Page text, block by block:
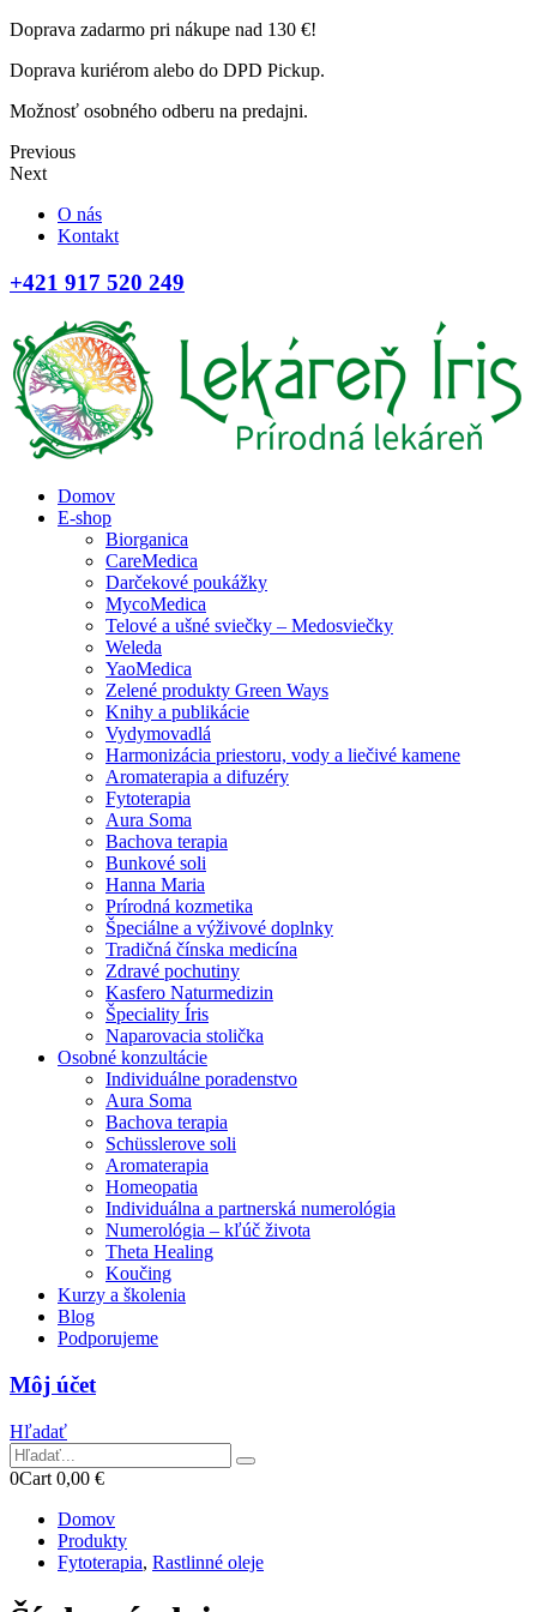
Doprava zadarmo pri nákupe nad 130 €!
Doprava kuriérom alebo do DPD Pickup.
Možnosť osobného odberu na predajni.
Previous
Next
O nás
Kontakt
+421 917 520 249
Domov
E-shop
Biorganica
CareMedica
Darčekové poukážky
MycoMedica
Telové a ušné sviečky – Medosviečky
Weleda
YaoMedica
Zelené produkty Green Ways
Knihy a publikácie
Vydymovadlá
Harmonizácia priestoru, vody a liečivé kamene
Aromaterapia a difuzéry
Fytoterapia
Aura Soma
Bachova terapia
Bunkové soli
Hanna Maria
Prírodná kozmetika
Špeciálne a výživové doplnky
Tradičná čínska medicína
Zdravé pochutiny
Kasfero Naturmedizin
Špeciality Íris
Naparovacia stolička
Osobné konzultácie
Individuálne poradenstvo
Aura Soma
Bachova terapia
Schüsslerove soli
Aromaterapia
Homeopatia
Individuálna a partnerská numerológia
Numerológia – kľúč života
Theta Healing
Koučing
Kurzy a školenia
Blog
Podporujeme
Môj účet
Hľadať
0Cart 0,00 €
Domov
Produkty
Fytoterapia, Rastlinné oleje